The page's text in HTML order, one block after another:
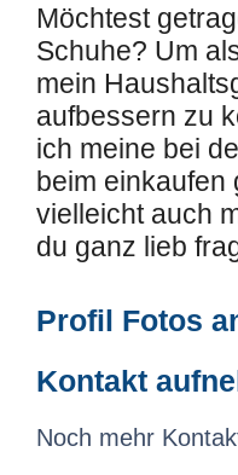
Möchtest
Schuhe? Um
mein
aufbessern zu
ich meine bei
beim einkaufen
vielleicht auch
du ganz lieb
Profil Fotos
Kontakt
Noch mehr